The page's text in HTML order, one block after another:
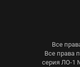
Все
Все права
серия ЛО-1